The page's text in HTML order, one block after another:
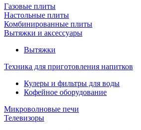
Газовые плиты
Настольные плиты
Комбинированные плиты
Вытяжки и аксессуары
Вытяжки
Техника для приготовления напитков
Кулеры и фильтры для воды
Кофейное оборудование
Микроволновые печи
Телевизоры